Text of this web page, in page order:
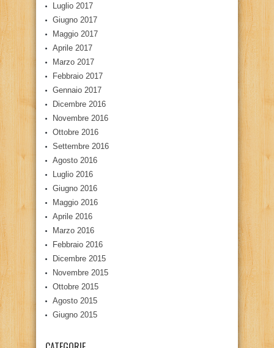
Luglio 2017
Giugno 2017
Maggio 2017
Aprile 2017
Marzo 2017
Febbraio 2017
Gennaio 2017
Dicembre 2016
Novembre 2016
Ottobre 2016
Settembre 2016
Agosto 2016
Luglio 2016
Giugno 2016
Maggio 2016
Aprile 2016
Marzo 2016
Febbraio 2016
Dicembre 2015
Novembre 2015
Ottobre 2015
Agosto 2015
Giugno 2015